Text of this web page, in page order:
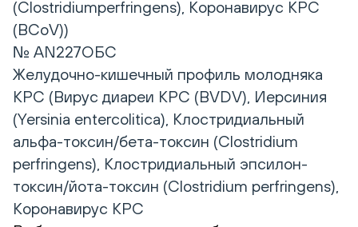
(Clostridiumperfringens), Коронавирус КРС
(BCoV))
№ AN227ОБС
Желудочно-кишечный профиль молодняка
КРС (Вирус диареи КРС (BVDV), Иерсиния
(Yersinia entercolitica), Клостридиальный
альфа-токсин/бета-токсин (Clostridium
perfringens), Клостридиальный эпсилон-
токсин/йота-токсин (Clostridium perfringens),
Коронавирус КРС